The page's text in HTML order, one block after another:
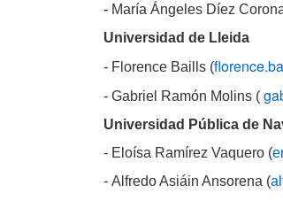
- María Ángeles Díez
Universidad de Lleida
- Florence Baills (
- Gabriel Ramón Molins (
Universidad Pública de
- Eloísa Ramírez Vaquero (
- Alfredo Asiáin Ansorena (